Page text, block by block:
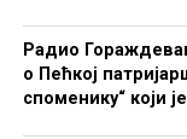
Радио
о Пећкој
споменику“ који